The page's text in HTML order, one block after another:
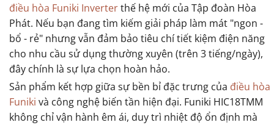
điều hòa Funiki Inverterthế hệ mới của Tập đoàn Hòa
Phát. Nếu bạn đang tìm kiếm giải pháp làm mát "ngon -
bổ - rẻ" nhưng vẫn đảm bảo tiêu chí tiết kiệm điện năng
cho nhu cầu sử dụng thường xuyên (trên 3 tiếng/ngày),
đây chính là sự lựa chọn hoàn hảo.
Sản phẩm kết hợp giữa sự bền bỉ đặc trưng của điều hòa
Funiki và công nghệ biến tần hiện đại. Funiki HIC18TMM
không chỉ vận hành êm ái, duy trì nhiệt độ ổn định mà